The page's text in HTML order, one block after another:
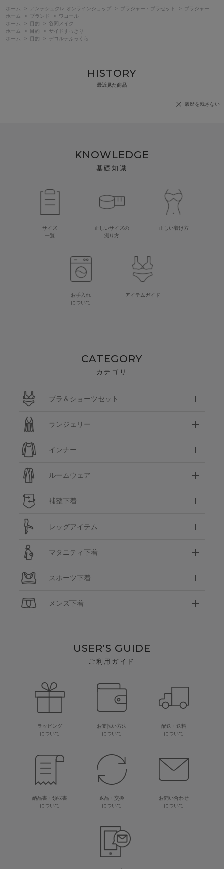
ホーム > アンテシュクレ オンラインショップ > ブラジャー・ブラセット >
ブラジャー
ホーム
> ブランド >
ワコール
ホーム
> 目的 >
谷間メイク
ホーム
> 目的 >
サイドすっきり
ホーム
> 目的 > デコルテふっくら
HISTORY
最近見た商品
履歴を残さない
KNOWLEDGE
基礎知識
サイズ
一覧
正しいサイズの
測り方
正しい着け方
お手入れ
について
アイテムガイド
CATEGORY
カテゴリ
ブラ＆ショーツセット
ランジェリー
インナー
ルームウェア
補整下着
レッグアイテム
マタニティ下着
スポーツ下着
メンズ下着
USER'S GUIDE
ご利用ガイド
ラッピング
について
お支払い方法
について
配送・送料
について
納品書・領収書
について
返品・交換
について
お問い合わせ
について